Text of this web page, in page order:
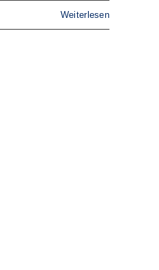
Weiterlesen